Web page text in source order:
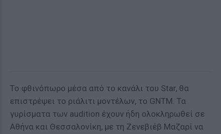
Το φθινόπωρο μέσα από το κανάλι του Star, θα
επιστρέψει το ριάλιτι μοντέλων, το GNTM. Τα
γυρίσματα των audition έχουν ήδη ολοκληρωθεί σε
Αθήνα και Θεσσαλονίκη, με τη Ζενεβιέβ Μαζαρί να